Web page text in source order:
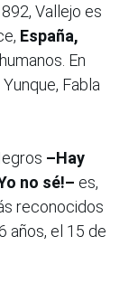
Vallejo es
España,
En
Fabla
–Hay
no sé!– es,
reconocidos
años, el 15 de